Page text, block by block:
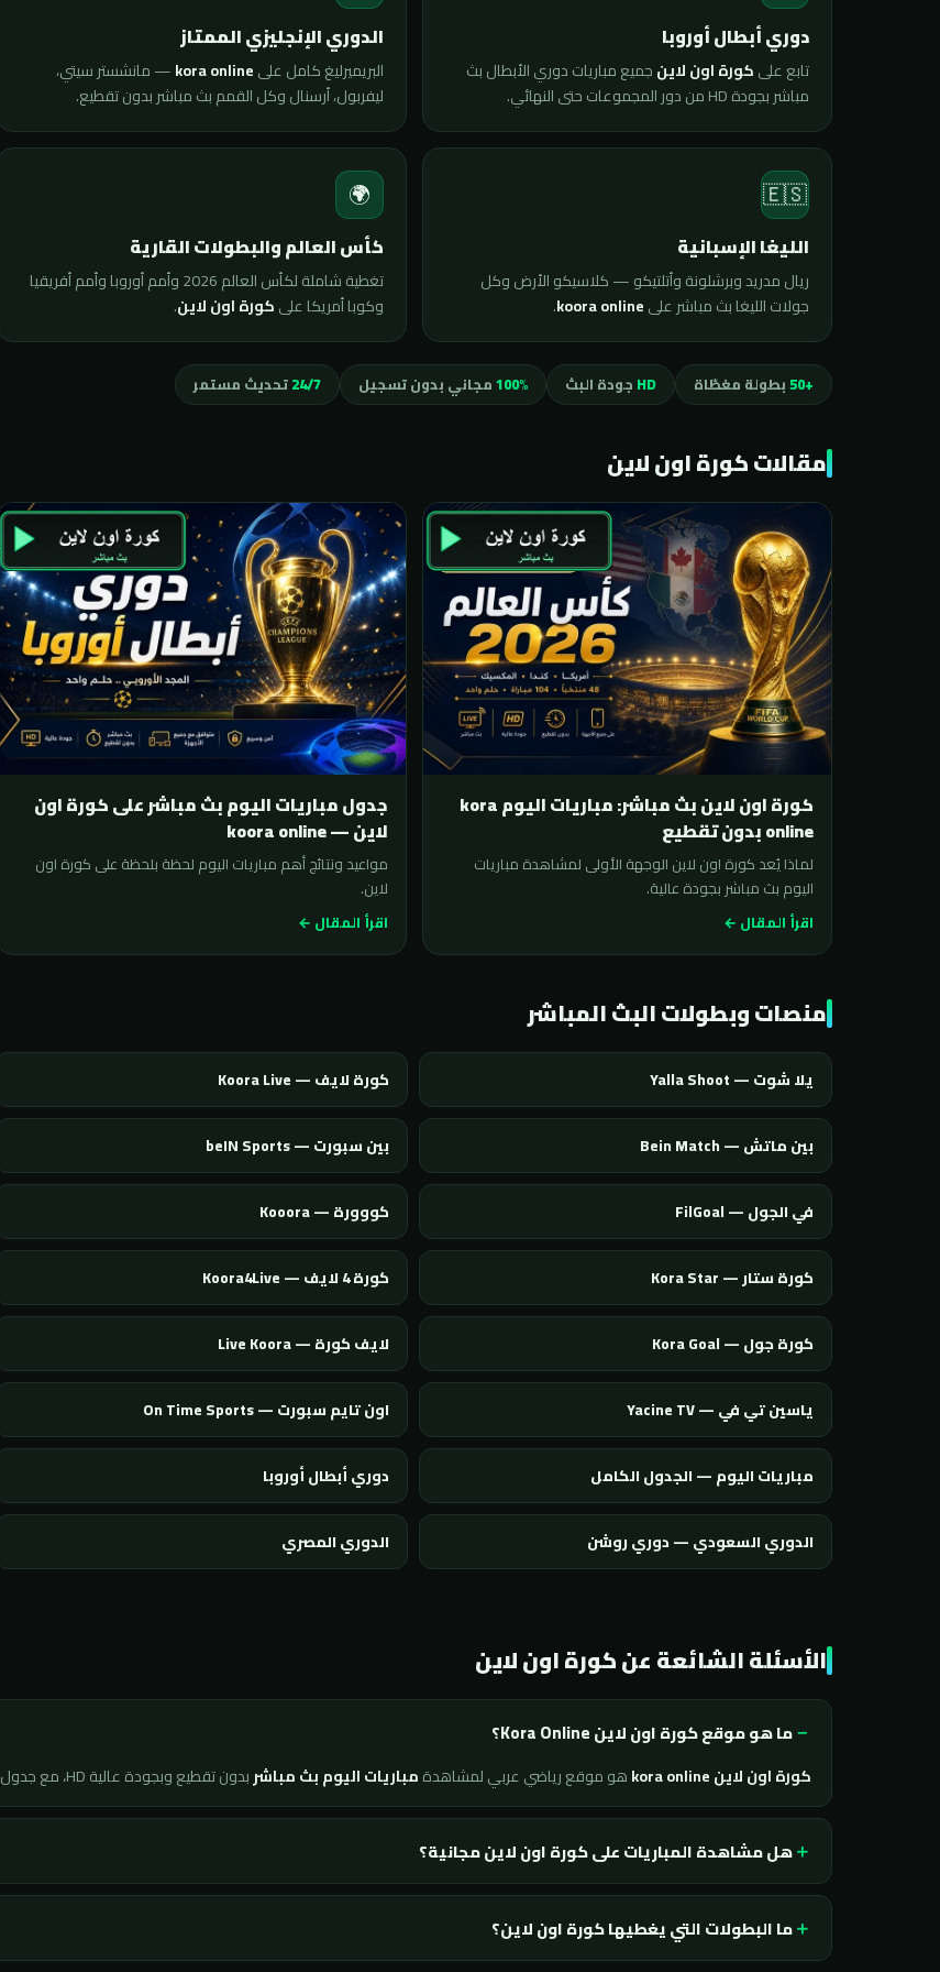
دوري أبطال أوروبا
تابع علىكورة اون لاينجميع مباريات دوري الأبطال بث
مباشر بجودة HD من دور المجموعات حتى النهائي.
الدوري الإنجليزي الممتاز
البريميرليغ كامل علىkora online— مانشستر سيتي،
ليفربول، أرسنال وكل القمم بث مباشر بدون تقطيع.
🇪🇸
الليغا الإسبانية
ريال مدريد وبرشلونة وأتلتيكو — كلاسيكو الأرض وكل
جولات الليغا بث مباشر علىkoora online
.
🌍
كأس العالم والبطولات القارية
تغطية شاملة لكأس العالم 2026 وأمم أوروبا وأمم أفريقيا
وكوبا أمريكا علىكورة اون لاين.
+50 بطولة مغطّاة HD جودة البث 100%مجاني بدون تسجيل 24/7تحديث مستمر
مقالات كورة اون لاين
كورة اون لاين بث مباشر: مباريات اليوم kora
online بدون تقطيع
لماذا يُعد كورة اون لاين الوجهة الأولى لمشاهدة مباريات
اليوم بث مباشر بجودة عالية.
اقرأ المقال ←
جدول مباريات اليوم بث مباشر على كورة اون
لاين — koora online
مواعيد ونتائج أهم مباريات اليوم لحظة بلحظة على كورة اون
لاين.
اقرأ المقال ←
منصات وبطولات البث المباشر
يلا شوت — Yalla Shoot كورة لايف — Koora Live
بين ماتش — Bein Match بين سبورت — beIN Sports
في الجول — FilGoal كووورة — Kooora
كورة ستار — Kora Star كورة 4 لايف — Koora4Live
كورة جول — Kora Goal لايف كورة — Live Koora
ياسين تي في — Yacine TV اون تايم سبورت — On Time Sports
مباريات اليوم — الجدول الكامل دوري أبطال أوروبا
الدوري السعودي — دوري روشن الدوري المصري
الأسئلة الشائعة عن كورة اون لاين
ما هو موقع كورة اون لاين Kora Online؟
كورة اون لاين kora online هو موقع رياضي عربي لمشاهدةمباريات اليوم بث مباشربدون تقطيع وبجودة عالية HD، مع جدول مباريات محدّث لحظة بلحظة ونتائج فورية لجميع البطولات.
هل مشاهدة المباريات على كورة اون لاين مجانية؟
ما البطولات التي يغطيها كورة اون لاين؟